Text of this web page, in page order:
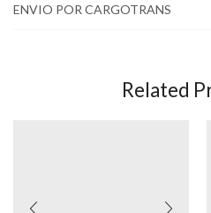
ENVIO POR CARGOTRANS
Related